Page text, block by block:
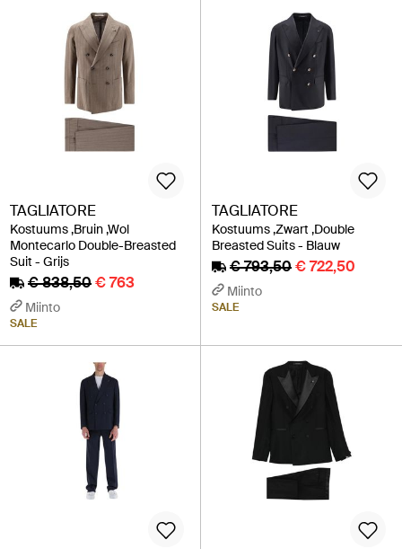
TAGLIATORE
Kostuums ,Bruin ,Wol
Montecarlo Double-Breasted
Suit - Grijs
€ 838,50€ 763
Miinto
SALE
TAGLIATORE
Kostuums ,Zwart ,Double
Breasted Suits - Blauw
€ 793,50€ 722,50
Miinto
SALE